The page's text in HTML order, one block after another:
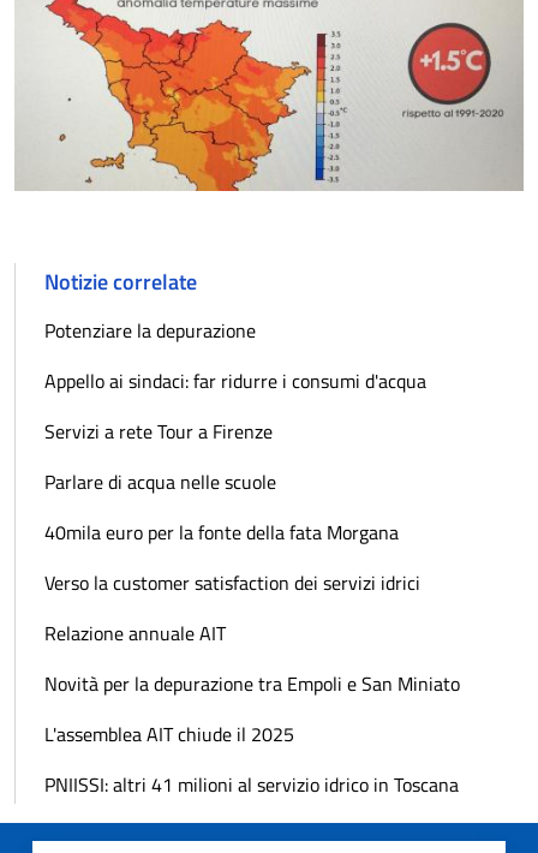
Notizie correlate
Potenziare la depurazione
Appello ai sindaci: far ridurre i consumi d'acqua
Servizi a rete Tour a Firenze
Parlare di acqua nelle scuole
40mila euro per la fonte della fata Morgana
Verso la customer satisfaction dei servizi idrici
Relazione annuale AIT
Novità per la depurazione tra Empoli e San Miniato
L'assemblea AIT chiude il 2025
PNIISSI: altri 41 milioni al servizio idrico in Toscana